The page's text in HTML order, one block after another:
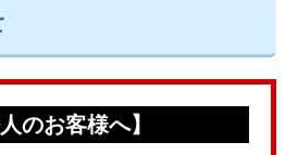
人のお客様へ】